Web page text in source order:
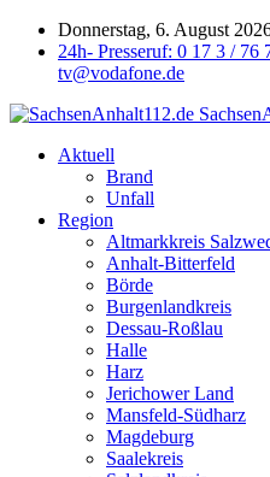
Donnerstag, 6. August
24h- Presseruf: 0 17 3 /
tv@vodafone.de
Aktuell
Brand
Unfall
Region
Altmarkkreis
Anhalt-Bitterfeld
Börde
Burgenlandkreis
Dessau-Roßlau
Halle
Harz
Jerichower Land
Mansfeld-Südharz
Magdeburg
Saalekreis